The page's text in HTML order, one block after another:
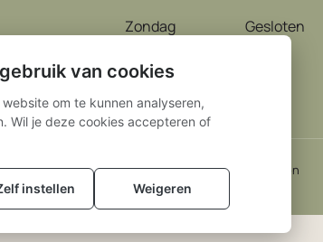
Zondag
Gesloten
instellingen Disclaimer English information
van cookies
om te kunnen analyseren,
Wil je deze cookies accepteren of
instellen Weigeren